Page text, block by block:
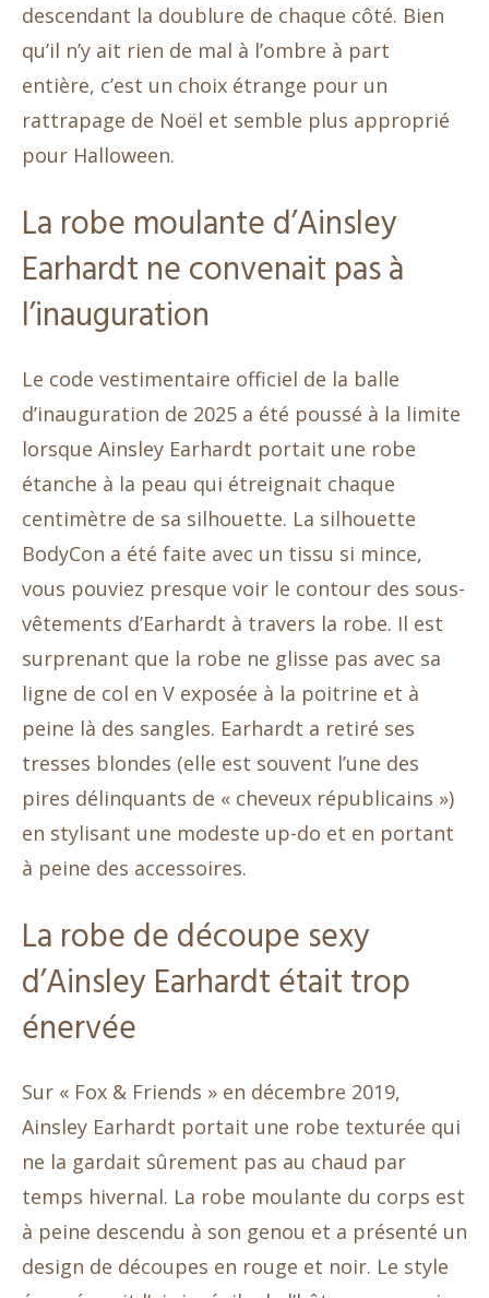
descendant la doublure de chaque côté. Bien
qu’il n’y ait rien de mal à l’ombre à part
entière, c’est un choix étrange pour un
rattrapage de Noël et semble plus approprié
pour Halloween.
La robe moulante d’Ainsley
Earhardt ne convenait pas à
l’inauguration
Le code vestimentaire officiel de la balle
d’inauguration de 2025 a été poussé à la limite
lorsque Ainsley Earhardt portait une robe
étanche à la peau qui étreignait chaque
centimètre de sa silhouette. La silhouette
BodyCon a été faite avec un tissu si mince,
vous pouviez presque voir le contour des sous-
vêtements d’Earhardt à travers la robe. Il est
surprenant que la robe ne glisse pas avec sa
ligne de col en V exposée à la poitrine et à
peine là des sangles. Earhardt a retiré ses
tresses blondes (elle est souvent l’une des
pires délinquants de « cheveux républicains »)
en stylisant une modeste up-do et en portant
à peine des accessoires.
La robe de découpe sexy
d’Ainsley Earhardt était trop
énervée
Sur « Fox & Friends » en décembre 2019,
Ainsley Earhardt portait une robe texturée qui
ne la gardait sûrement pas au chaud par
temps hivernal. La robe moulante du corps est
à peine descendu à son genou et a présenté un
design de découpes en rouge et noir. Le style